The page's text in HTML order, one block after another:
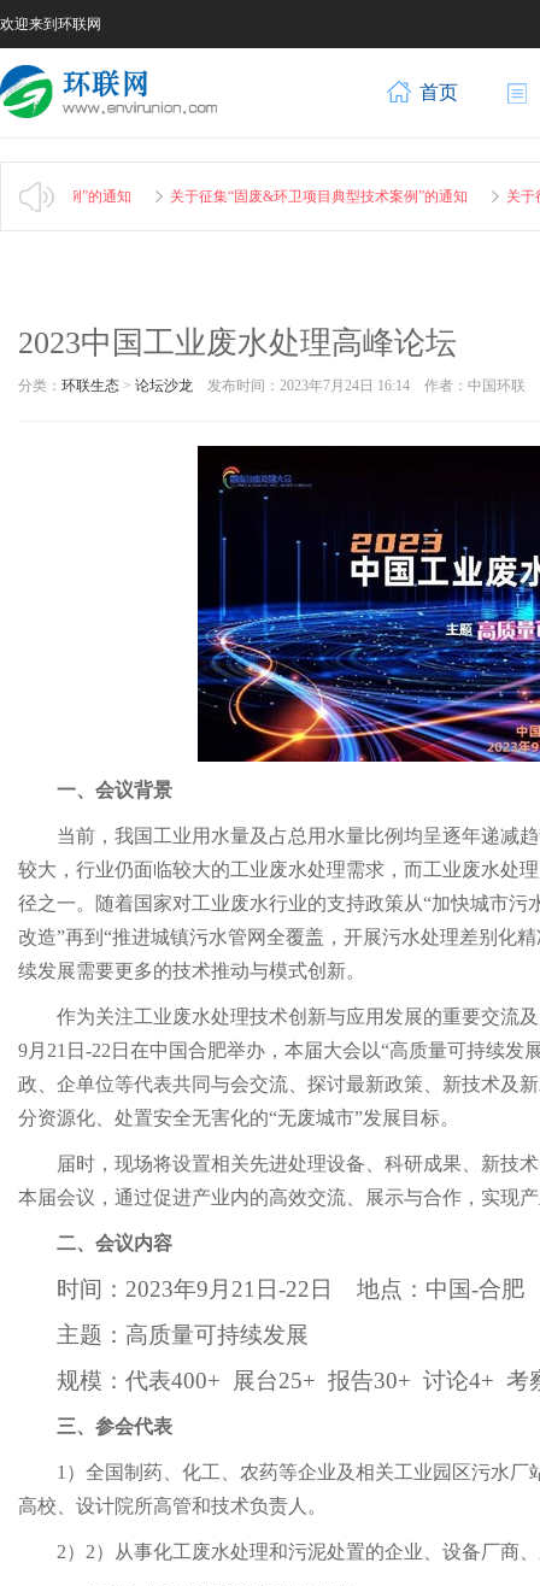
欢迎来到环联网
首页
术案例”的通知 关于征集“固废&环卫项目典型技术案例”的通知 关于征
2023中国工业废水处理高峰论坛
分类： 环联生态 > 论坛沙龙 发布时间：2023年7月24日 16:14 作者：中国环联
一、 会议背景
当前，我国工业用水量及占总用水量比例均呈逐年递减
较大，行业仍面临较大的工业废水处理需求，而工业废水处
径之一。随着国家对工业废水行业的支持政策从“加快城市
改造”再到“推进城镇污水管网全覆盖，开展污水处理差别化
续发展需要更多的技术推动与模式创新。
作为关注工业废水处理技术创新与应用发展的重要交流
9月21日-22日在中国合肥举办，本届大会以“高质量可持续
政、企单位等代表共同与会交流、探讨最新政策、新技术及
分资源化、处置安全无害化的“无废城市”发展目标。
届时，现场将设置相关先进处理设备、科研成果、新技
本届会议，通过促进产业内的高效交流、展示与合作，实现
二、 会议内容
时间：2023年9月21日-22日 地点：中国-合肥
主题：高质量可持续发展
规模：代表400+ 展台25+ 报告30+ 讨论4+ 考
三、 参会代表
1） 全国制药、化工、农药等企业及相关工业园区污水
高校、设计院所高管和技术负责人。
2） 2）从事化工废水处理和污泥处置的企业、设备厂商